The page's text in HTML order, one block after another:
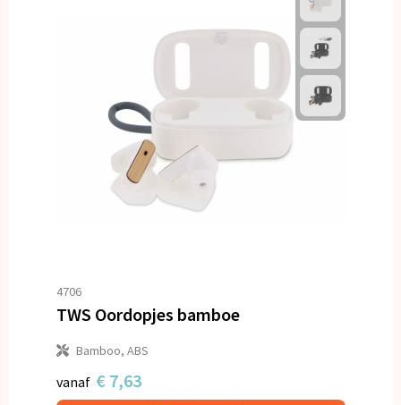
4706
TWS Oordopjes bamboe
Bamboo, ABS
vanaf € 7,63